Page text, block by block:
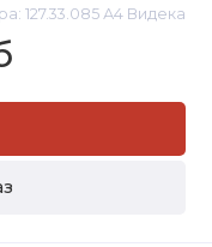
127.33.085 А4 Видека